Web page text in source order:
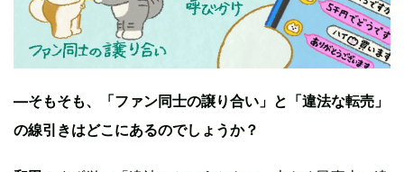
—そもそも、「ファン同士の譲り合い」と「違法な転売」
の線引きはどこにあるのでしょうか？